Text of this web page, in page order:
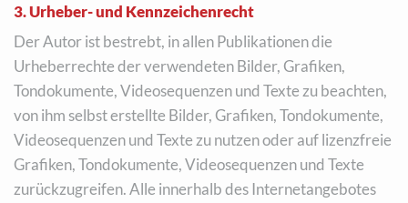
3. Urheber- und Kennzeichenrecht
Der Autor ist bestrebt, in allen Publikationen die
Urheberrechte der verwendeten Bilder, Grafiken,
Tondokumente, Videosequenzen und Texte zu beachten,
von ihm selbst erstellte Bilder, Grafiken, Tondokumente,
Videosequenzen und Texte zu nutzen oder auf lizenzfreie
Grafiken, Tondokumente, Videosequenzen und Texte
zurückzugreifen. Alle innerhalb des Internetangebotes